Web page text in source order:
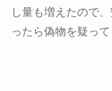
し量も増えたので
ったら偽物を疑って